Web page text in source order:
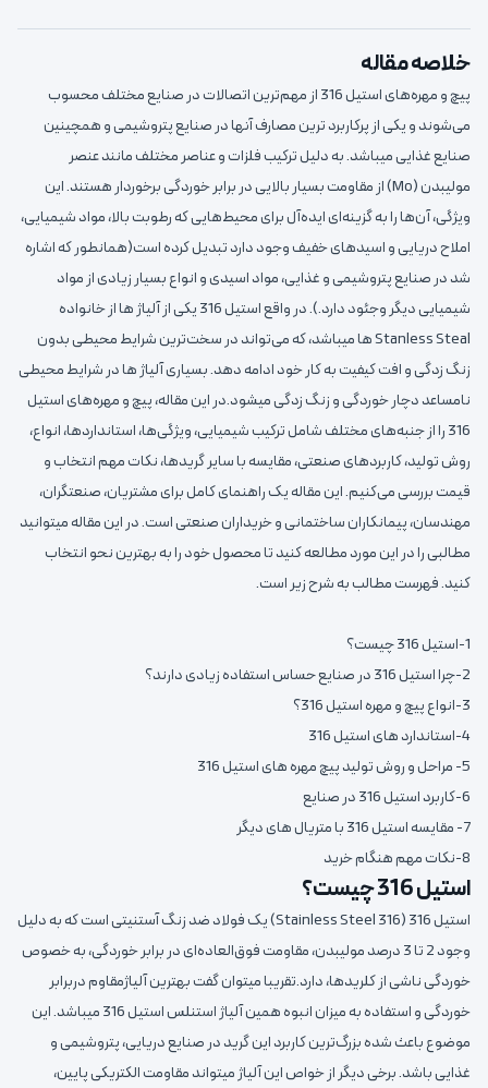
خلاصه مقاله
پیچ و مهره‌های استیل 316 از مهم‌ترین اتصالات در صنایع مختلف محسوب
می‌شوند و یکی از پرکاربرد ترین مصارف آنها در صنایع پتروشیمی و همچینین
صنایع غذایی میباشد. به‌ دلیل ترکیب فلزات و عناصر مختلف مانند عنصر
مولیبدن (Mo) از مقاومت بسیار بالایی در برابر خوردگی برخوردار هستند. این
ویژگی، آن‌ها را به گزینه‌ای ایده‌آل برای محیط‌هایی که رطوبت بالا، مواد شیمیایی،
املاح دریایی و اسیدهای خفیف وجود دارد تبدیل کرده است(همانطور که اشاره
شد در صنایع پتروشیمی و غذایی، مواد اسیدی و انواع بسیار زیادی از مواد
شیمیایی دیگر وجئود دارد.). در واقع استیل 316 یکی از آلیاژ ها از خانواده
Stanless Steal ها میباشد، که می‌تواند در سخت‌ترین شرایط محیطی بدون
زنگ‌ زدگی و افت کیفیت به کار خود ادامه دهد. بسیاری آلیاژ ها در شرایط محیطی
نامساعد دچار خوردگی و زنگ زدگی میشود.در این مقاله، پیچ و مهره‌های استیل
316 را از جنبه‌های مختلف شامل ترکیب شیمیایی، ویژگی‌ها، استانداردها، انواع،
روش تولید، کاربردهای صنعتی، مقایسه با سایر گریدها، نکات مهم انتخاب و
قیمت بررسی می‌کنیم. این مقاله یک راهنمای کامل برای مشتریان، صنعتگران،
مهندسان، پیمانکاران ساختمانی و خریداران صنعتی است. در این مقاله میتوانید
مطالبی را در این مورد مطالعه کنید تا محصول خود را به بهترین نحو انتخاب
کنید. فهرست مطالب به شرح زیر است.
1-استیل 316 چیست؟
2-چرا استیل 316 در صنایع حساس استفاده زیادی دارند؟
3-انواع پیچ و مهره استیل 316؟
4-استاندارد های استیل 316
5- مراحل و روش تولید پیچ مهره های استیل 316
6-کاربرد استیل 316 در صنایع
7- مقایسه استیل 316 با متریال های دیگر
8-نکات مهم هنگام خرید
استیل 316 چیست؟
استیل 316 (Stainless Steel 316) یک فولاد ضد زنگ آستنیتی است که به دلیل
وجود 2 تا 3 درصد مولیبدن، مقاومت فوق‌العاده‌ای در برابر خوردگی، به ‌خصوص
خوردگی ناشی از کلریدها، دارد.تقریبا میتوان گفت بهترین آلیاژمقاوم دربرابر
خوردگی و استفاده به میزان انبوه همین آلیاژ استنلس استیل 316 میباشد. این
موضوع باعث شده بزرگ‌ترین کاربرد این گرید در صنایع دریایی، پتروشیمی و
غذایی باشد. برخی دیگر از خواص این آلیاژ میتواند مقاومت الکتریکی پایین،